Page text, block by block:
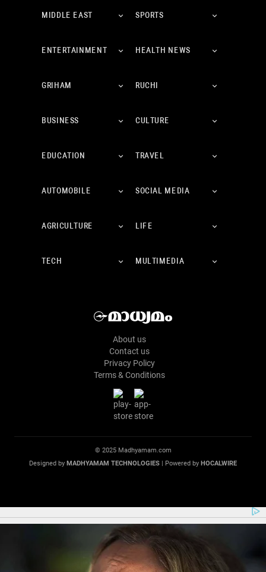
MIDDLE EAST SPORTS
ENTERTAINMENT HEALTH NEWS
GRIHAM RUCHI
BUSINESS CULTURE
EDUCATION TRAVEL
AUTOMOBILE SOCIAL MEDIA
AGRICULTURE LIFE
TECH MULTIMEDIA
About us
Contact us
Privacy Policy
Terms & Conditions
© 2025 Madhyamam.com
Designed by MADHYAMAM TECHNOLOGIES | Powered by HOCALWIRE